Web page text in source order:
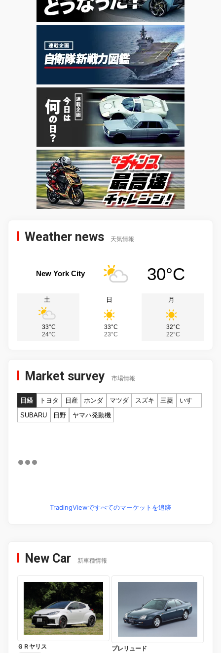
Weather news 天気情報
New York City 30°C
土
33°C
24°C
日
33°C
23°C
月
32°C
22°C
Market survey 市場情報
日経 トヨタ 日産 ホンダ マツダ スズキ 三菱
いすゞ
SUBARU
日野 ヤマハ発動機
TradingViewですべてのマーケットを追跡
New Car 新車種情報
ＧＲヤリス プレリュード